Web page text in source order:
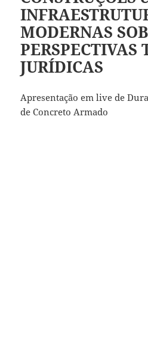
MODERNAS SOB
PERSPECTIVAS
JURÍDICAS
Apresentação em live de
de Concreto Armado